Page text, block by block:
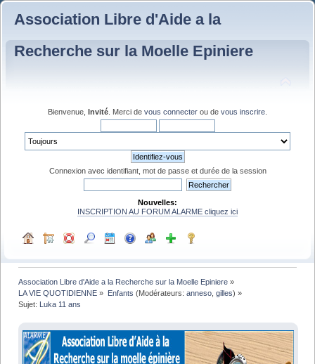
Association Libre d'Aide a la
Recherche sur la Moelle Epiniere
Bienvenue, Invité . Merci de vous connecter ou de vous inscrire
Connexion avec identifiant, mot de passe et durée de la session
Nouvelles:
INSCRIPTION AU FORUM ALARME cliquez ici
Association Libre d'Aide a la Recherche sur la Moelle Epiniere »
LA VIE QUOTIDIENNE » Enfants (Modérateurs: anneso, gilles) »
Sujet: Luka 11 ans